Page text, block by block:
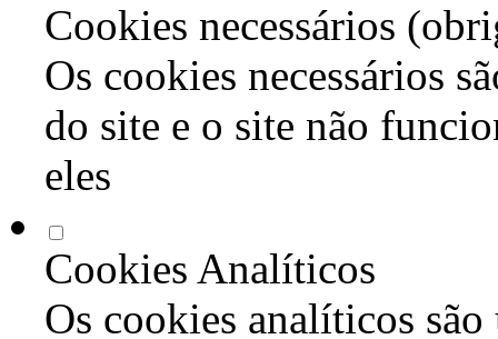
Cookies necessários
Os cookies necessários
do site e o site não
eles
Cookies Analíticos
Os cookies analíticos são